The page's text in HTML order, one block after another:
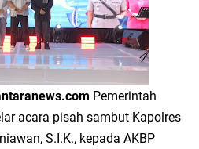
Rekor MURI, KWGe Angkat Kuliner
Salurkan 22.456 Bingkisan Lebaran
di Jawa Timur
Pemerintah
acara pisah sambut Kapolres
S.I.K., kepada AKBP